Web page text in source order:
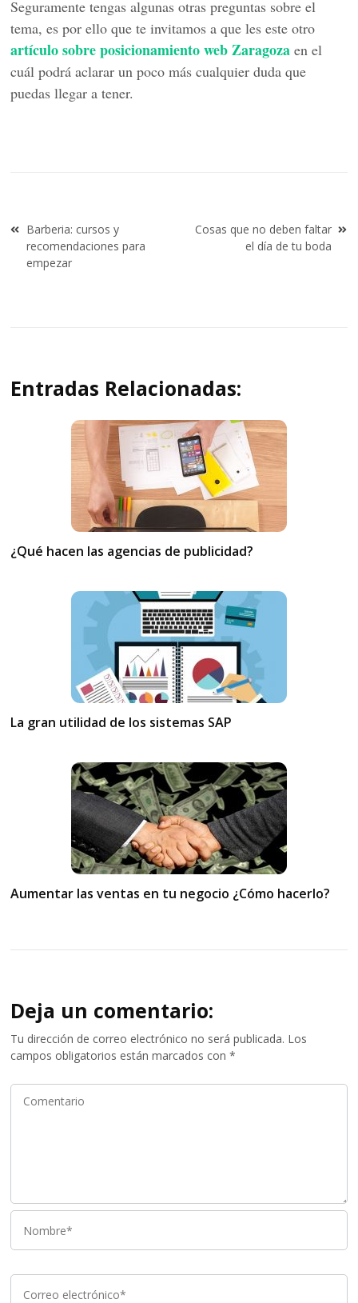
Seguramente tengas algunas otras preguntas sobre el
tema, es por ello que te invitamos a que les este otro
artículo sobre posicionamiento web Zaragoza en el
cuál podrá aclarar un poco más cualquier duda que
puedas llegar a tener.
Navegación
de
entradas
Barberia: cursos y
recomendaciones para
empezar
Cosas que no deben faltar
el día de tu boda
Entradas Relacionadas:
¿Qué hacen las agencias de publicidad?
La gran utilidad de los sistemas SAP
Aumentar las ventas en tu negocio ¿Cómo hacerlo?
Deja un comentario:
Tu dirección de correo electrónico no será publicada. Los
campos obligatorios están marcados con*